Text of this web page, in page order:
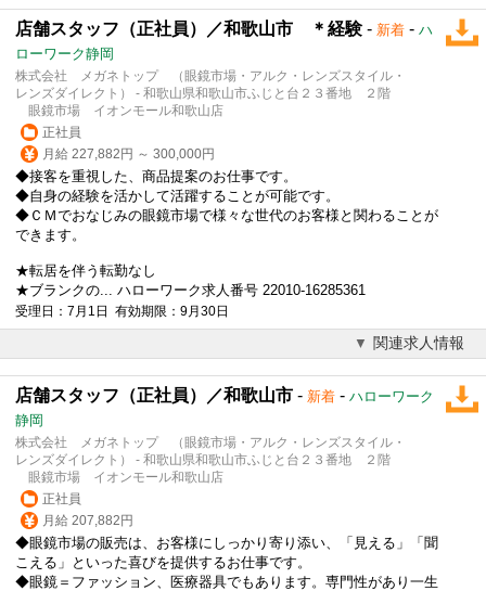
店舗スタッフ（正社員）／和歌山市 ＊経験- 新着 - ハ
ローワーク静岡
株式会社 メガネトップ （眼鏡市場・アルク・レンズスタイル・
レンズダイレクト） - 和歌山県和歌山市ふじと台２３番地 ２階
眼鏡市場 イオンモール和歌山店
正社員
月給 227,882円 ～ 300,000円
◆接客を重視した、商品提案のお仕事です。
◆自身の経験を活かして活躍することが可能です。
◆ＣＭでおなじみの眼鏡市場で様々な世代のお客様と関わることが
できます。
★転居を伴う転勤なし
★ブランクの... ハローワーク求人番号 22010-16285361
受理日：7月1日 有効期限：9月30日
関連求人情報
店舗スタッフ（正社員）／和歌山市 - 新着 - ハローワーク
静岡
株式会社 メガネトップ （眼鏡市場・アルク・レンズスタイル・
レンズダイレクト） - 和歌山県和歌山市ふじと台２３番地 ２階
眼鏡市場 イオンモール和歌山店
正社員
月給 207,882円
◆眼鏡市場の販売は、お客様にしっかり寄り添い、「見える」「聞
こえる」といった喜びを提供するお仕事です。
◆眼鏡＝ファッション、医療器具でもあります。専門性があり一生